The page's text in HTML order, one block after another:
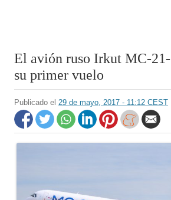
El avión ruso Irkut MC-
su primer vuelo
Publicado el 29 de mayo, 2017 - 11:12 CEST